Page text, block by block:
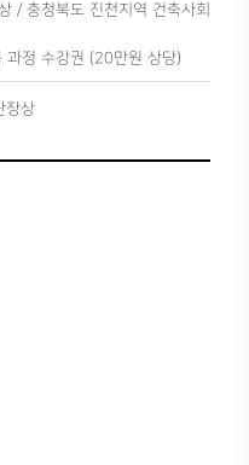
/ 충청북도 진천지역 건축사회장상
과정 수강권 (20만원 상당)
장상